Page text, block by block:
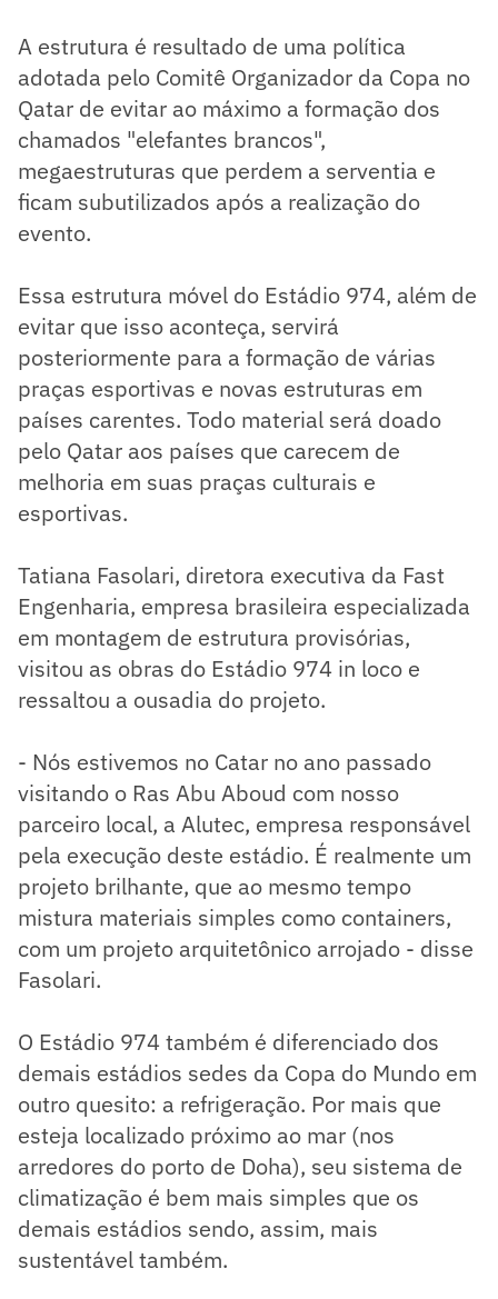
A estrutura é resultado de uma política
adotada pelo Comitê Organizador da Copa no
Qatar de evitar ao máximo a formação dos
chamados "elefantes brancos",
megaestruturas que perdem a serventia e
ficam subutilizados após a realização do
evento.
Essa estrutura móvel do Estádio 974, além de
evitar que isso aconteça, servirá
posteriormente para a formação de várias
praças esportivas e novas estruturas em
países carentes. Todo material será doado
pelo Qatar aos países que carecem de
melhoria em suas praças culturais e
esportivas.
Tatiana Fasolari, diretora executiva da Fast
Engenharia, empresa brasileira especializada
em montagem de estrutura provisórias,
visitou as obras do Estádio 974 in loco e
ressaltou a ousadia do projeto.
- Nós estivemos no Catar no ano passado
visitando o Ras Abu Aboud com nosso
parceiro local, a Alutec, empresa responsável
pela execução deste estádio. É realmente um
projeto brilhante, que ao mesmo tempo
mistura materiais simples como containers,
com um projeto arquitetônico arrojado - disse
Fasolari.
O Estádio 974 também é diferenciado dos
demais estádios sedes da Copa do Mundo em
outro quesito: a refrigeração. Por mais que
esteja localizado próximo ao mar (nos
arredores do porto de Doha), seu sistema de
climatização é bem mais simples que os
demais estádios sendo, assim, mais
sustentável também.